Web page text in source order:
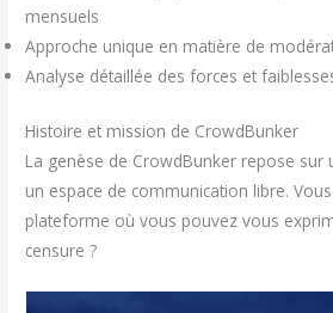
mensuels
Approche unique en matière de
Analyse détaillée des forces et
Histoire et mission de CrowdBunker
La genèse de CrowdBunker repose sur
un espace de communication libre.
plateforme où vous pouvez vous
censure ?